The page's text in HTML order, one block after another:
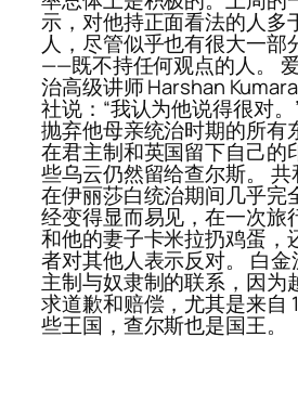
示，对他持正面看法的人多
人，尽管似乎也有很大一部
——既不持任何观点的人。
治高级讲师 Harshan
社说：“我认为他说得很对。
抛弃他母亲统治时期的所有
在君主制和英国留下自己的
些乌云仍然留给查尔斯。
在伊丽莎白统治期间几乎
经变得显而易见，在一次旅
和他的妻子卡米拉扔鸡蛋，
者对其他人表示反对。 白
主制与奴隶制的联系，因为
求道歉和赔偿，尤其是来自
些王国，查尔斯也是国王。